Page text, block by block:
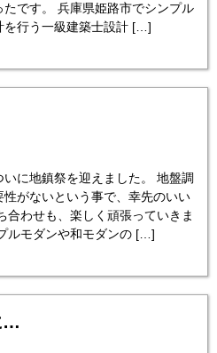
です。 兵庫県姫路市でシンプル
を行う一級建築士設計 […]
に地鎮祭を迎えました。 地盤調
がないという事で、幸先のいい
合わせも、楽しく頑張っていきま
ルモダンや和モダンの […]
…